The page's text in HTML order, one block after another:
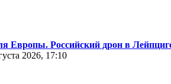
Европы. Российский дрон в
2026, 17:10